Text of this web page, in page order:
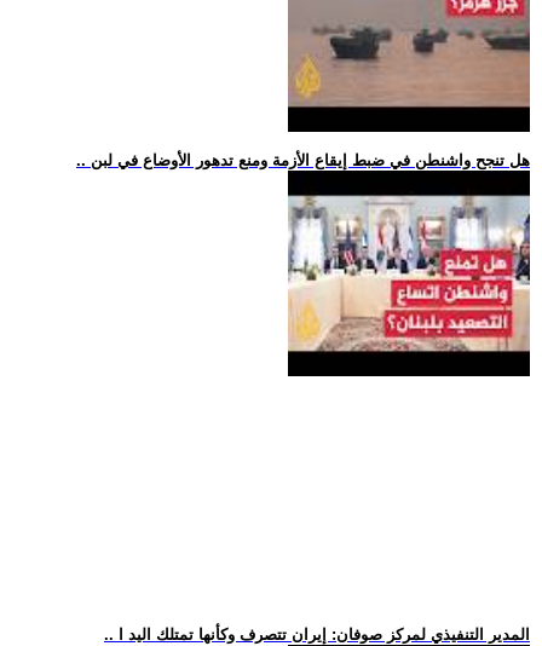
.. هل تنجح واشنطن في ضبط إيقاع الأزمة ومنع تدهور الأوضاع في لبن
.. المدير التنفيذي لمركز صوفان: إيران تتصرف وكأنها تمتلك اليد ا